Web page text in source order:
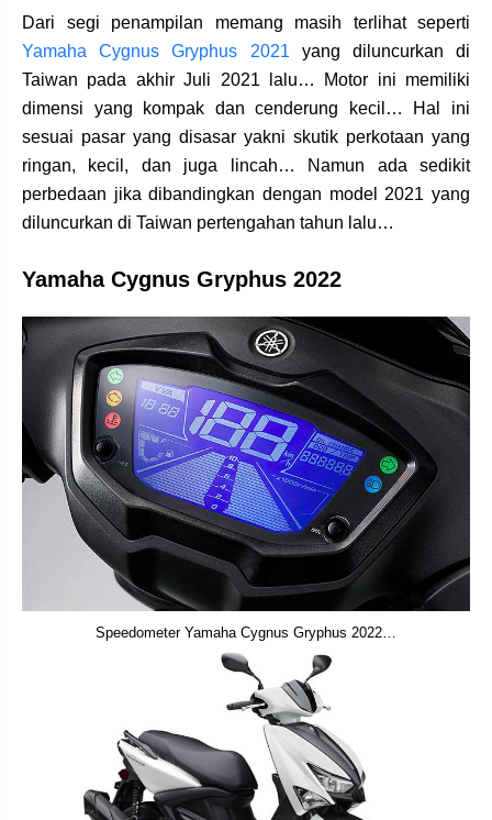
Dari segi penampilan memang masih terlihat seperti
Yamaha Cygnus Gryphus 2021 yang diluncurkan di
Taiwan pada akhir Juli 2021 lalu… Motor ini memiliki
dimensi yang kompak dan cenderung kecil… Hal ini
sesuai pasar yang disasar yakni skutik perkotaan yang
ringan, kecil, dan juga lincah… Namun ada sedikit
perbedaan jika dibandingkan dengan model 2021 yang
diluncurkan di Taiwan pertengahan tahun lalu…
Yamaha Cygnus Gryphus 2022
Speedometer Yamaha Cygnus Gryphus 2022…